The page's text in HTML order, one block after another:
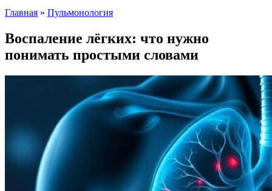
Главная » Пульмонология
Воспаление лёгких: что нужно
понимать простыми словами